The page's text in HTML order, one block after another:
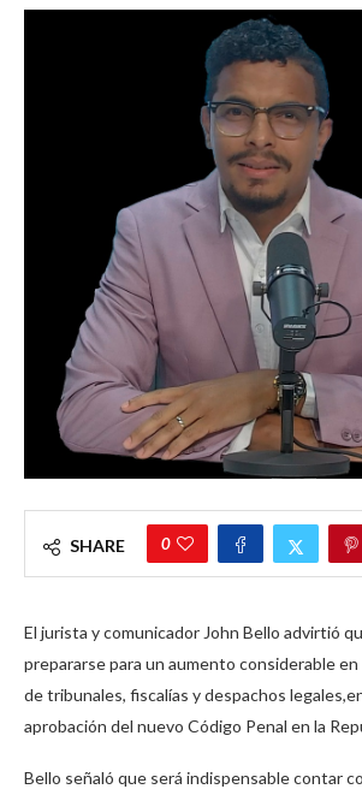
SHARE 0
El jurista y comunicador John Bello advirtió
prepararse para un aumento considerable en
de tribunales, fiscalías y despachos
aprobación del nuevo Código Penal en la
Bello señaló que será indispensable contar